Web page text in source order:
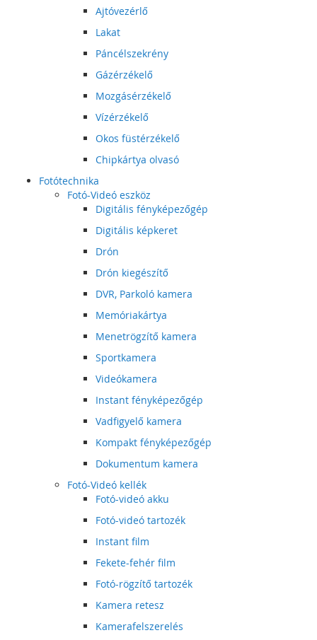
Ajtóvezérlő
Lakat
Páncélszekrény
Gázérzékelő
Mozgásérzékelő
Vízérzékelő
Okos füstérzékelő
Chipkártya olvasó
Fotótechnika
Fotó-Videó eszköz
Digitális fényképezőgép
Digitális képkeret
Drón
Drón kiegészítő
DVR, Parkoló kamera
Memóriakártya
Menetrögzítő kamera
Sportkamera
Videókamera
Instant fényképezőgép
Vadfigyelő kamera
Kompakt fényképezőgép
Dokumentum kamera
Fotó-Videó kellék
Fotó-videó akku
Fotó-videó tartozék
Instant film
Fekete-fehér film
Fotó-rögzítő tartozék
Kamera retesz
Kamerafelszerelés